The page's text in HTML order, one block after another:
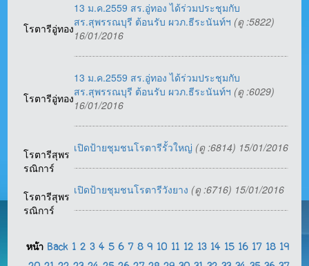
โรตารีอู่ทอง
13 ม.ค.2559 สร.อู่ทอง ได้ร่วมประชุมกับ
สร.สุพรรณบุรี ต้อนรับ ผวภ.ธีระนันท์ฯ (ดู :5822)
16/01/2016
โรตารีอู่ทอง
13 ม.ค.2559 สร.อู่ทอง ได้ร่วมประชุมกับ
สร.สุพรรณบุรี ต้อนรับ ผวภ.ธีระนันท์ฯ (ดู :6029)
16/01/2016
โรตารีสุพร
รณิการ์
เปิดป้ายชุมชนโรตารีรั้วใหญ่ (ดู :6814) 15/01/2016
โรตารีสุพร
รณิการ์
เปิดป้ายชุมชนโรตารีวังยาง (ดู :6716) 15/01/2016
หน้า Back 1 2 3 4 5 6 7 8 9 10 11 12 13 14 15 16 17 18 19